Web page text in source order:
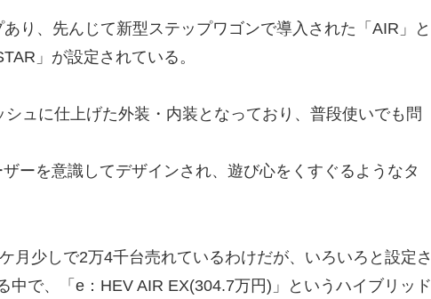
り、先んじて新型ステップワゴンで導入された「AIR」と
」が設定されている。
ュに仕上げた外装・内装となっており、普段使いでも問
ーを意識してデザインされ、遊び心をくすぐるようなタ
月少しで2万4千台売れているわけだが、いろいろと設定さ
中で、「e：HEV AIR EX(304.7万円)」というハイブリッド